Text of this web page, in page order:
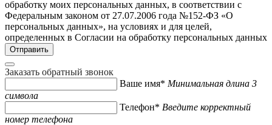
обработку моих персональных данных, в соответствии с
Федеральным законом от 27.07.2006 года №152-ФЗ «О
персональных данных», на условиях и для целей,
определенных в Согласии на обработку персональных данных
Заказать обратный звонок
Ваше имя* Минимальная длина 3
символа
Телефон* Введите корректный
номер телефона